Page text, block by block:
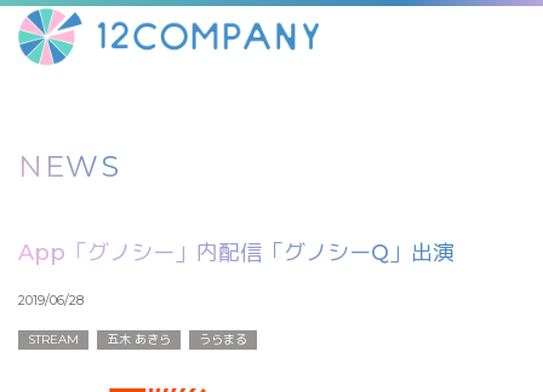
NEWS
App「グノシー」内配信「グノシーQ」出演
2019/06/28
STREAM 五木 あきら うらまる